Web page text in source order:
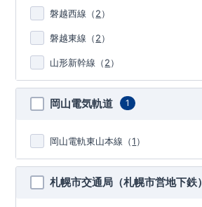
磐越西線 （2）
磐越東線 （2）
山形新幹線 （2）
岡山電気軌道 1
岡山電軌東山本線 （1）
札幌市交通局（札幌市営地下鉄）